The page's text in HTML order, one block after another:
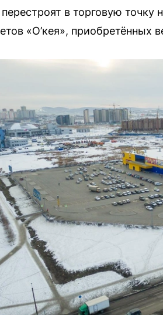
в торговую точку
«О’кея», приобретённых